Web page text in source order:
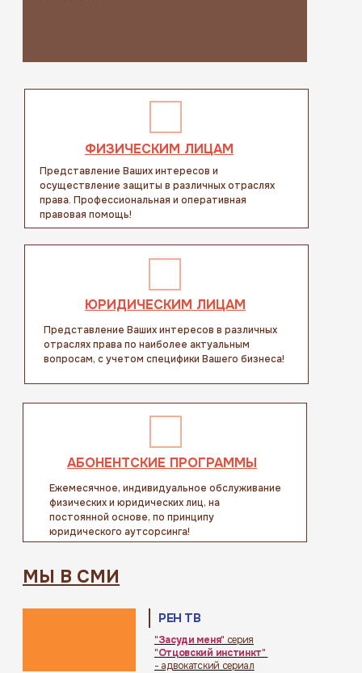
АБОНЕНТСКИЕ ПРОГРАММЫ
Ежемесячное, индивидуальное обслуживание
физических и юридических лиц, на
постоянной основе, по принципу
юридического аутсорсинга!
ЮРИДИЧЕСКИМ ЛИЦАМ
Представление Ваших интересов в различных
отраслях права по наиболее актуальным
вопросам, с учетом специфики Вашего бизнеса!
ФИЗИЧЕСКИМ ЛИЦАМ
Представление Ваших интересов и
осуществление защиты в различных отраслях
права. Профессиональная и оперативная
правовая помощь!
МЫ В СМИ
РЕН ТВ
"Засуди меня" серия
"Отцовский инстинкт"
- адвокатский сериал